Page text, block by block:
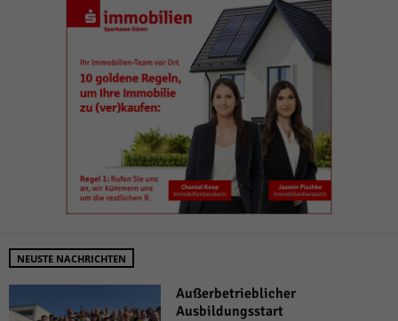
NEUSTE NACHRICHTEN
Außerbetrieblicher
Ausbildungsstart